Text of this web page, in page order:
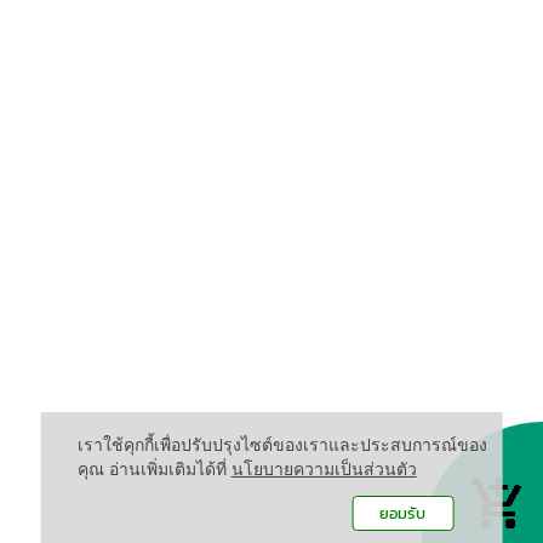
เราใช้คุกกี้เพื่อปรับปรุงไซต์ของเราและประสบการณ์ของ
คุณ อ่านเพิ่มเติมได้ที่ นโยบายความเป็นส่วนตัว
ยอมรับ